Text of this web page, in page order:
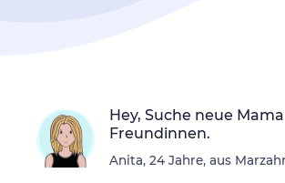
Hey, Suche neue Mama
Freundinnen.
Anita, 24 Jahre, aus